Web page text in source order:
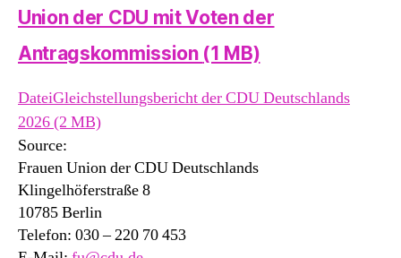
Union der CDU mit Voten der
Antragskommission (1 MB)
DateiGleichstellungsbericht der CDU Deutschlands
2026(2 MB)
Source:
Frauen Union der CDU Deutschlands
Klingelhöferstraße 8
10785Berlin
Telefon: 030 – 220 70 453